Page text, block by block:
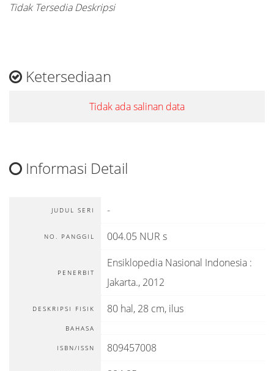
Tidak Tersedia Deskripsi
Ketersediaan
Tidak ada salinan data
Informasi Detail
JUDUL SERI -
NO. PANGGIL 004.05 NUR s
PENERBIT
Ensiklopedia Nasional Indonesia :
Jakarta., 2012
DESKRIPSI FISIK 80 hal, 28 cm, ilus
BAHASA
ISBN/ISSN 809457008